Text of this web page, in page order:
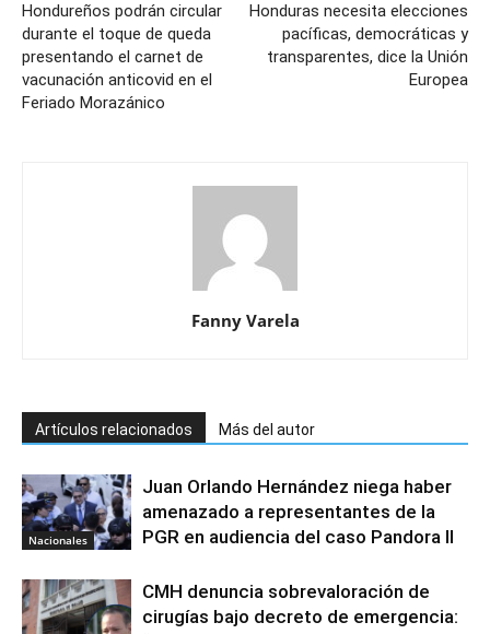
Hondureños podrán circular
durante el toque de queda
presentando el carnet de
vacunación anticovid en el
Feriado Morazánico
Honduras necesita elecciones
pacíficas, democráticas y
transparentes, dice la Unión
Europea
Fanny Varela
Artículos relacionados Más del autor
Nacionales
Juan Orlando Hernández niega haber
amenazado a representantes de la
PGR en audiencia del caso Pandora II
CMH denuncia sobrevaloración de
cirugías bajo decreto de emergencia: